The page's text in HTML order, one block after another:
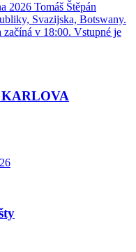
2026 Tomáš Štěpán
Svazijska, Botswany.
v 18:00. Vstupné je
KARLOVA